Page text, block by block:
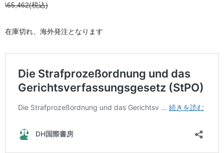
\65,462(税込)
在庫切れ、海外発注となります